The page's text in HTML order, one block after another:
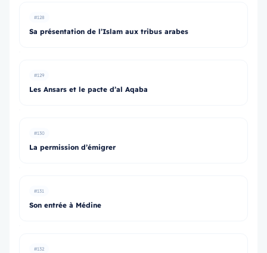
#128
Sa présentation de l’Islam aux tribus arabes
#129
Les Ansars et le pacte d’al Aqaba
#130
La permission d’émigrer
#131
Son entrée à Médine
#132